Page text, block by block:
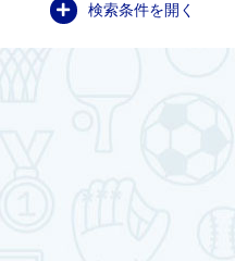
検索条件を開く